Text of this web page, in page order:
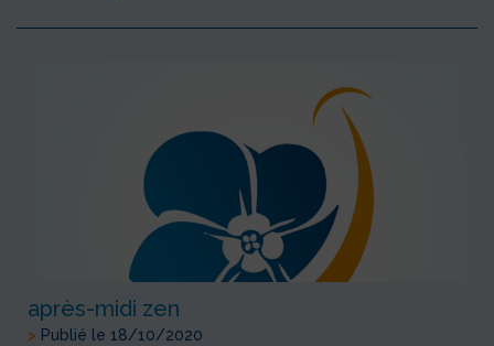
après-midi zen
> Publié le 18/10/2020